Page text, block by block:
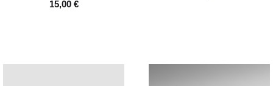
15,00 €